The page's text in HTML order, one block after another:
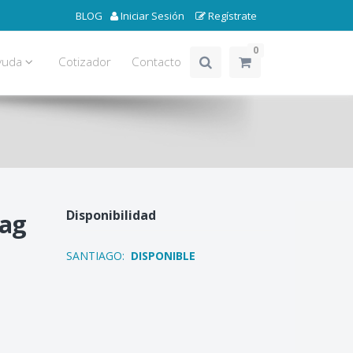
Iniciar Sesión Regístrate
BLOG
Cotizador Contacto
0
Disponibilidad
SANTIAGO: DISPONIBLE